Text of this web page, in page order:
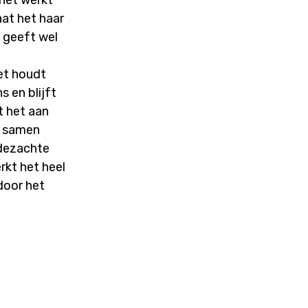
het haar
geeft wel
houdt
en blijft
het aan
het heel
het